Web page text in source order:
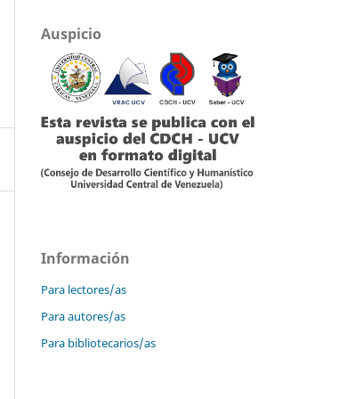
Auspicio
Información
Para lectores/as
Para autores/as
Para bibliotecarios/as